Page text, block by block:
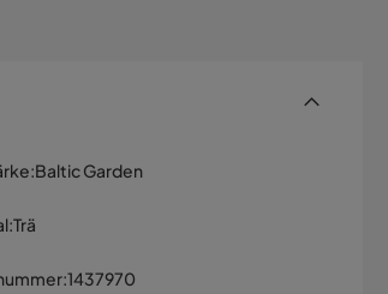
:Baltic Garden
:Trä
:1437970